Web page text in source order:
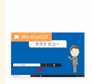
Windows10